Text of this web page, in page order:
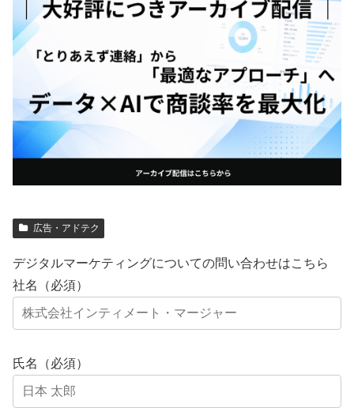
広告・アドテク
デジタルマーケティングについての問い合わせはこちら
社名（必須）
氏名（必須）